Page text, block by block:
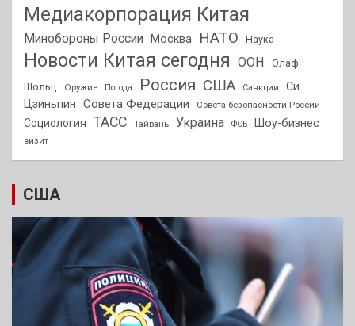
Медиакорпорация Китая
Минобороны России Москва НАТО Наука
Новости Китая сегодня ООН
Олаф
Шольц
Оружие Погода Россия США Санкции
Си
Цзиньпин Совета Федерации Совета безопасности России
Социология ТАСС Тайвань Украина ФСБ Шоу-бизнес
визит
США